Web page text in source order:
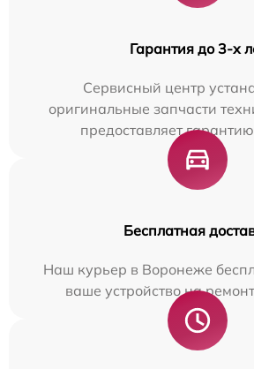
Гарантия до 3-х
Сервисный центр
оригинальные запчасти
предоставляет
Бесплатная
Наш курьер в Воронеже
ваше устройство на